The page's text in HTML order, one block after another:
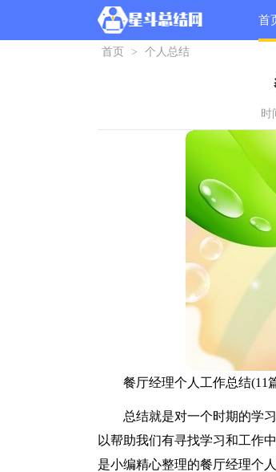
首
首页 > 个人总结
时
餐厅经理个人工作总结(11
总结就是对一个时期的学
以帮助我们有寻找学习和工作
是小编精心整理的餐厅经理个